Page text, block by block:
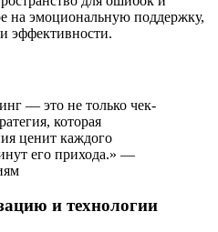
на эмоциональную поддержку,
эффективности.
— это не только чек-
которая
ценит каждого
его прихода.» —
и технологии